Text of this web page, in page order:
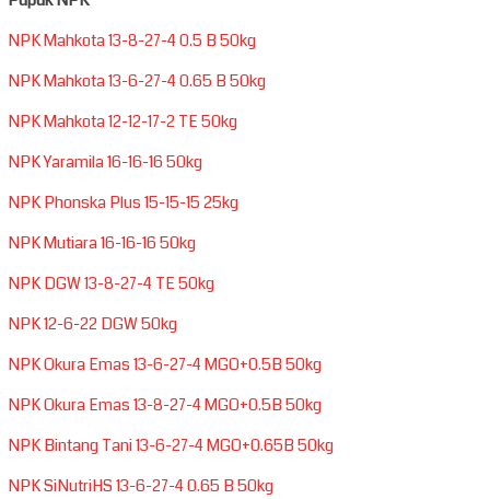
NPK Mahkota 13-8-27-4 0.5 B 50kg
NPK Mahkota 13-6-27-4 0.65 B 50kg
NPK Mahkota 12-12-17-2 TE 50kg
NPK Yaramila 16-16-16 50kg
NPK Phonska Plus 15-15-15 25kg
NPK Mutiara 16-16-16 50kg
NPK DGW 13-8-27-4 TE 50kg
NPK 12-6-22 DGW 50kg
NPK Okura Emas 13-6-27-4 MGO+0.5B 50kg
NPK Okura Emas 13-8-27-4 MGO+0.5B 50kg
NPK Bintang Tani 13-6-27-4 MGO+0.65B 50kg
NPK SiNutriHS 13-6-27-4 0.65 B 50kg